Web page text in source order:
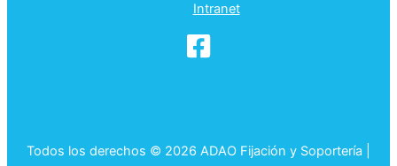
Intranet
Todos los derechos © 2026 ADAO Fijación y Soportería |